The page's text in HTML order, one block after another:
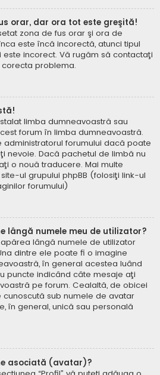
orar, dar ora tot este greşită!
zona de fus orar şi ora de
este încă incorectă, atunci tipul
este incorect. Vă rugăm să contactaţi
problema.
limba dumneavoastră sau
forum în limba dumneavoastră.
forumului dacă poate
nevoie. Dacă pachetul de limbă nu
o nouă traducere. Mai multe
ul grupului phpBB (folosiţi link-ul
forumului)
lângă numele meu de utilizator?
lângă numele de utilizator
dintre ele poate fi o imagine
în general acestea luând
puncte indicând câte mesaje aţi
pe forum. Cealaltă, de obicei
sub numele de avatar
în general, unică sau personală
asociată (avatar)?